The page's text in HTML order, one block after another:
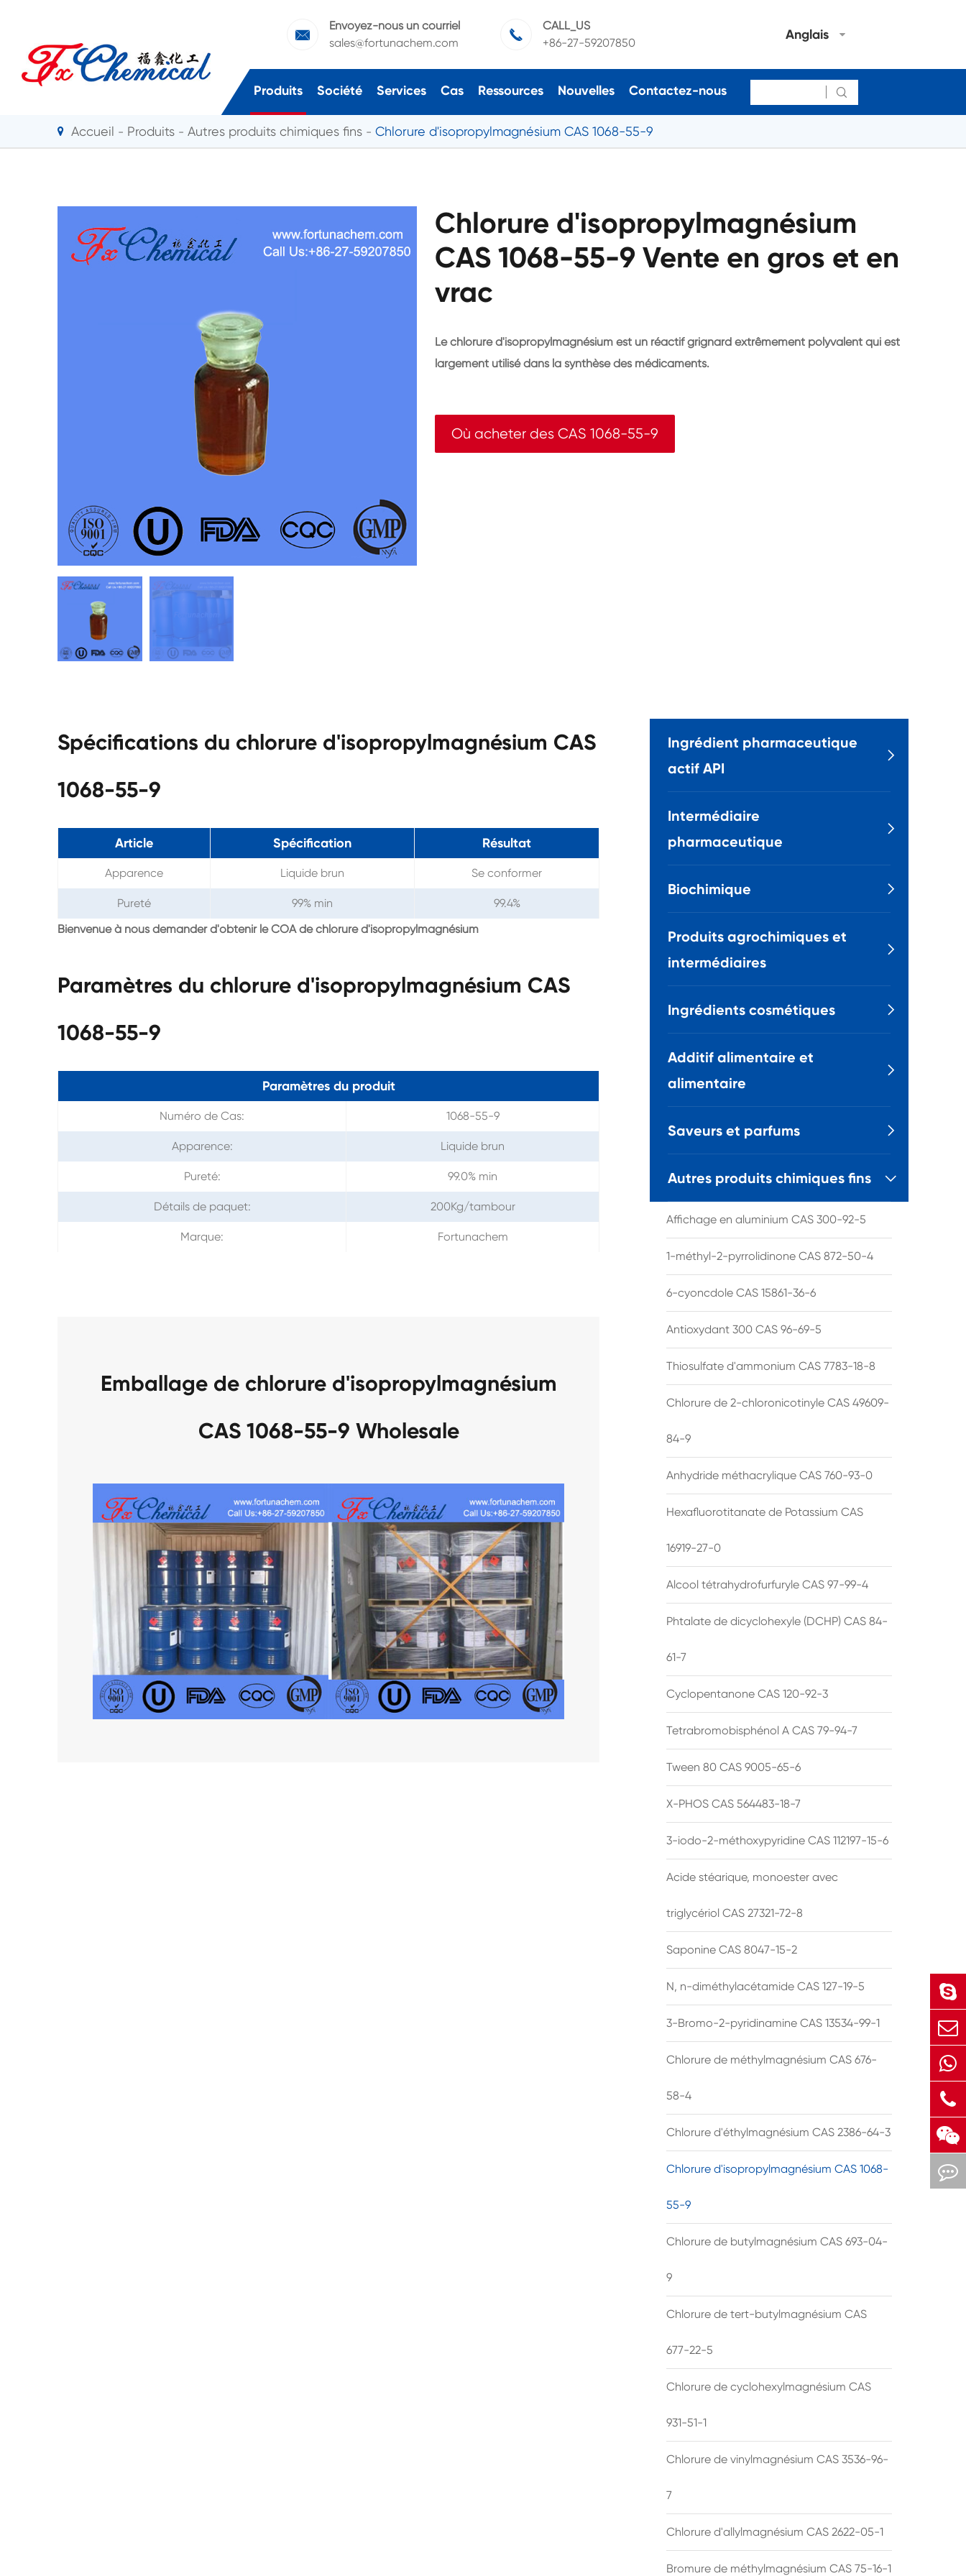

Envoyez-nous un courriel
sales@fortunachem.com

CALL_US
+86-27-59207850
Anglais
Produits Société Services Cas Ressources Nouvelles Contactez-nous 
Accueil Produits Autres produits chimiques fins Chlorure d'isopropylmagnésium CAS 1068-55-9
Chlorure d'isopropylmagnésium
CAS 1068-55-9 Vente en gros et en
vrac
Le chlorure d'isopropylmagnésium est un réactif grignard extrêmement polyvalent qui est
largement utilisé dans la synthèse des médicaments.
Où acheter des CAS 1068-55-9
Spécifications du chlorure d'isopropylmagnésium CAS
1068-55-9
Article Spécification Résultat
Apparence Liquide brun Se conformer
Pureté 99% min
99.4%
Bienvenue à nous demander d'obtenir le COA de chlorure d'isopropylmagnésium
Paramètres du chlorure d'isopropylmagnésium CAS
1068-55-9
Paramètres du produit
Numéro de Cas: 1068-55-9
Apparence: Liquide brun
Pureté: 99.0% min
Détails de paquet: 200Kg/tambour
Marque: Fortunachem
Emballage de chlorure d'isopropylmagnésium
CAS 1068-55-9 Wholesale
Ingrédient pharmaceutique
actif API

Intermédiaire
pharmaceutique

Biochimique 
Produits agrochimiques et
intermédiaires

Ingrédients cosmétiques 
Additif alimentaire et
alimentaire

Saveurs et parfums 
Autres produits chimiques fins 
Affichage en aluminium CAS 300-92-5
1-méthyl-2-pyrrolidinone CAS 872-50-4
6-cyoncdole CAS 15861-36-6
Antioxydant 300 CAS 96-69-5
Thiosulfate d'ammonium CAS 7783-18-8
Chlorure de 2-chloronicotinyle CAS 49609-
84-9
Anhydride méthacrylique CAS 760-93-0
Hexafluorotitanate de Potassium CAS
16919-27-0
Alcool tétrahydrofurfuryle CAS 97-99-4
Phtalate de dicyclohexyle (DCHP) CAS 84-
61-7
Cyclopentanone CAS 120-92-3
Tetrabromobisphénol A CAS 79-94-7
Tween 80 CAS 9005-65-6
X-PHOS CAS 564483-18-7
3-iodo-2-méthoxypyridine CAS 112197-15-6
Acide stéarique, monoester avec
triglycériol CAS 27321-72-8
Saponine CAS 8047-15-2
N, n-diméthylacétamide CAS 127-19-5
3-Bromo-2-pyridinamine CAS 13534-99-1
Chlorure de méthylmagnésium CAS 676-
58-4
Chlorure d'éthylmagnésium CAS 2386-64-3
Chlorure d'isopropylmagnésium CAS 1068-
55-9
Chlorure de butylmagnésium CAS 693-04-
9
Chlorure de tert-butylmagnésium CAS
677-22-5
Chlorure de cyclohexylmagnésium CAS
931-51-1
Chlorure de vinylmagnésium CAS 3536-96-
7
Chlorure d'allylmagnésium CAS 2622-05-1
Bromure de méthylmagnésium CAS 75-16-1